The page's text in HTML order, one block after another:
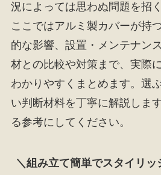
況によっては思わぬ問題を招
ここではアルミ製カバーが持
的な影響、設置・メンテナン
材との比較や対策まで、実際
わかりやすくまとめます。選
い判断材料を丁寧に解説しま
る参考にしてください。
＼組み立て簡単でスタイリ